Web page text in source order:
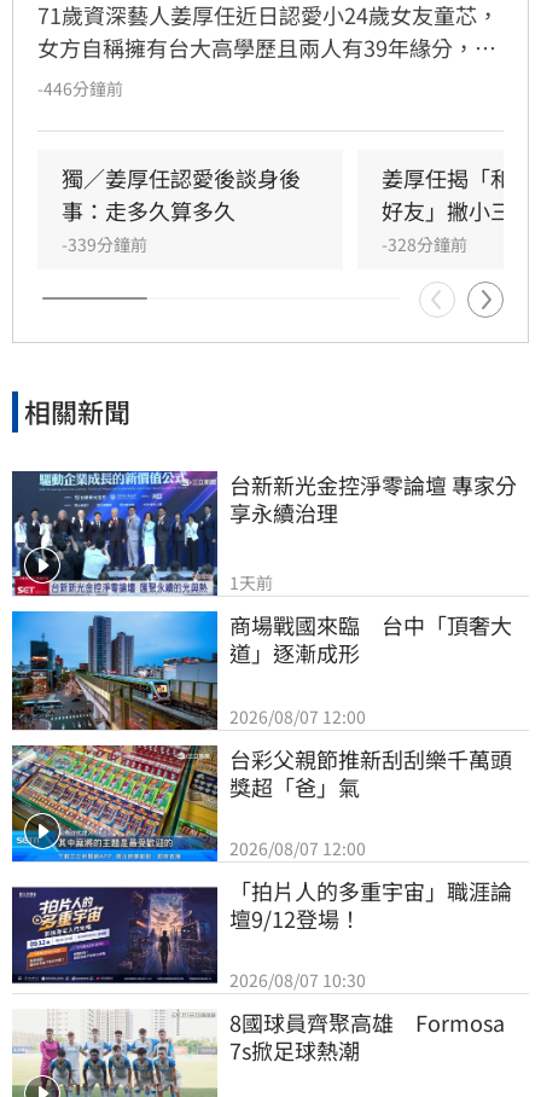
71歲資深藝人姜厚任近日認愛小24歲女友童芯，
女方自稱擁有台大高學歷且兩人有39年緣分，引
發熱議。隨後女方過往背景遭網友起底，包括多
恐有違反姓名條例疑慮，且其自稱三歲即認定對
方為老公的說法邏輯矛盾。吳睿穎直言，這段戀
情的人設背景過於離奇，已完全超出玄學範疇，
引發各界對女方真實動機的廣泛討論，這段戀情
也因此成為近期演藝圈備受矚目的焦點話題。
-446分鐘前
獨／姜厚任認愛後談身後
事：走多久算多久
-339分鐘前
姜厚任揭「和
好友」撇小三傳
-328分鐘前
相關新聞
台新新光金控淨零論壇 專家分
享永續治理
1天前
商場戰國來臨　台中「頂奢大
道」逐漸成形
2026/08/07 12:00
台彩父親節推新刮刮樂千萬頭
獎超「爸」氣
2026/08/07 12:00
「拍片人的多重宇宙」職涯論
壇9/12登場！
2026/08/07 10:30
8國球員齊聚高雄　Formosa
7s掀足球熱潮